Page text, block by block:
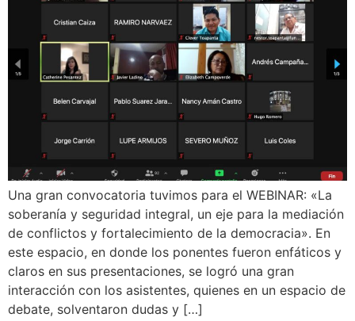
Una gran convocatoria tuvimos para el WEBINAR: «La
soberanía y seguridad integral, un eje para la mediación
de conflictos y fortalecimiento de la democracia». En
este espacio, en donde los ponentes fueron enfáticos y
claros en sus presentaciones, se logró una gran
interacción con los asistentes, quienes en un espacio de
debate, solventaron dudas y […]